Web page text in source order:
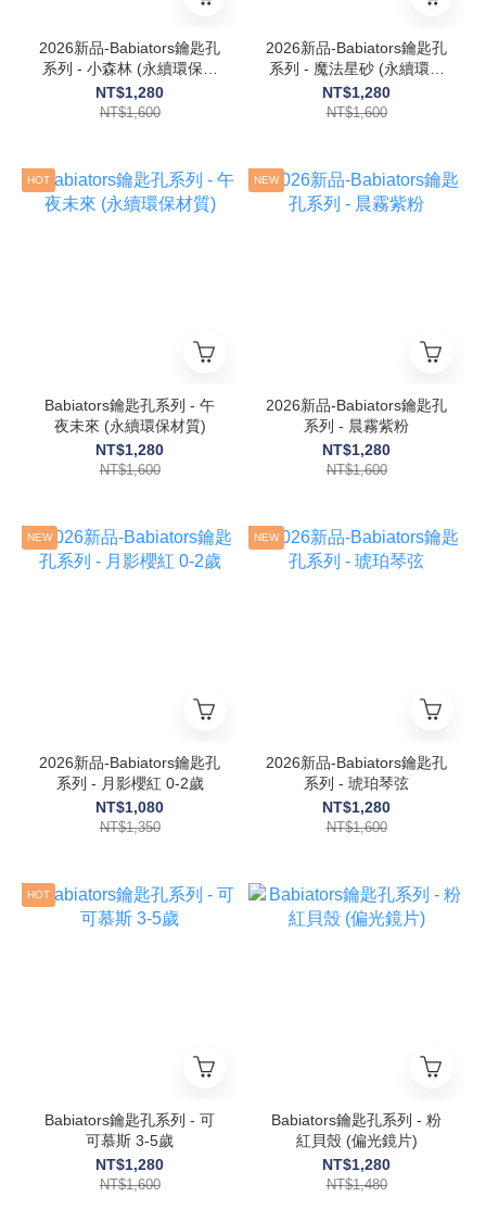
2026新品-Babiators鑰匙孔
系列 - 小森林 (永續環保材
質)
NT$1,280
NT$1,600
2026新品-Babiators鑰匙孔
系列 - 魔法星砂 (永續環保
材質)
NT$1,280
NT$1,600
HOT
Babiators鑰匙孔系列 - 午
夜未來 (永續環保材質)
NT$1,280
NT$1,600
NEW
2026新品-Babiators鑰匙孔
系列 - 晨霧紫粉
NT$1,280
NT$1,600
NEW
2026新品-Babiators鑰匙孔
系列 - 月影櫻紅 0-2歲
NT$1,080
NT$1,350
NEW
2026新品-Babiators鑰匙孔
系列 - 琥珀琴弦
NT$1,280
NT$1,600
HOT
Babiators鑰匙孔系列 - 可
可慕斯 3-5歲
NT$1,280
NT$1,600
Babiators鑰匙孔系列 - 粉
紅貝殼 (偏光鏡片)
NT$1,280
NT$1,480